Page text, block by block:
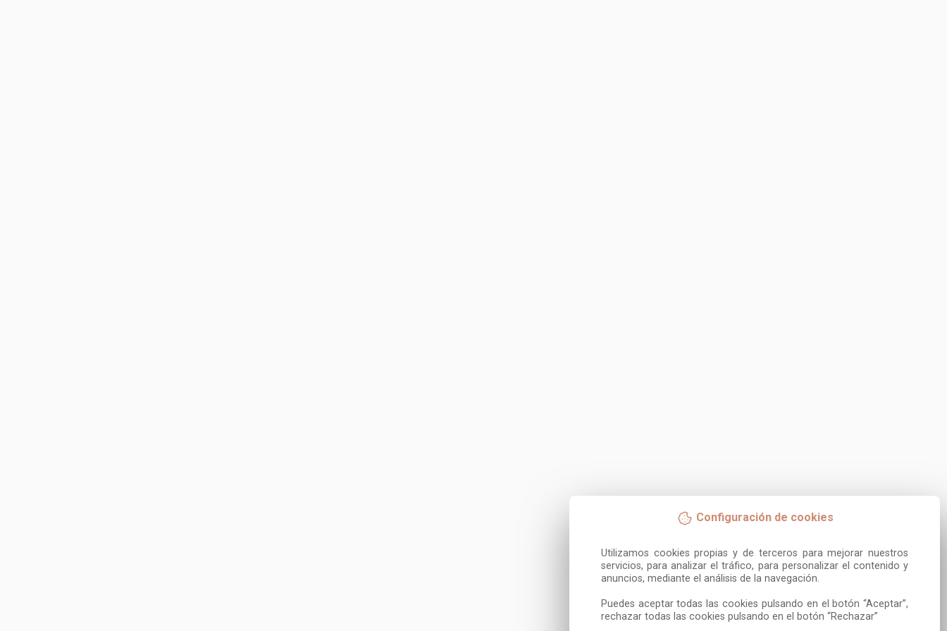
Configuración de cookies
Utilizamos cookies propias y de terceros para mejorar nuestros
servicios, para analizar el tráfico, para personalizar el contenido y
anuncios, mediante el análisis de la navegación.
Puedes aceptar todas las cookies pulsando en el botón “Aceptar”,
rechazar todas las cookies pulsando en el botón “Rechazar”